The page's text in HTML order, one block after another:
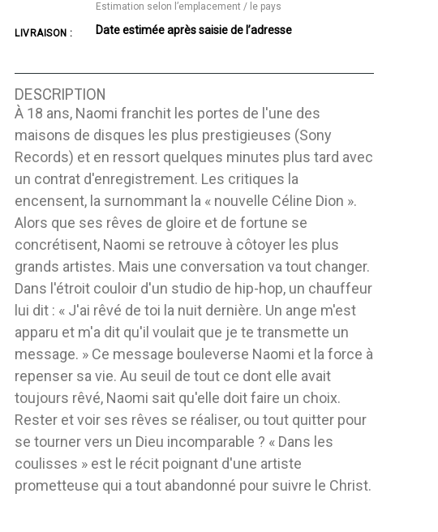
JÉSUS T'ENSEIGNE
Auteur: Raquel Carmona Et Huascar
Vanderhorst
Un livre imperméable avec lequel vos
L`HISTOIRE DE LA RÈDEMPTION
Safeliz
Auteur:Elena G. De White
Estimation selon l’emplacement / le pays
LIVRAISON : Date estimée après saisie de l’adresse
DESCRIPTION
À 18 ans, Naomi franchit les portes de l'une des
maisons de disques les plus prestigieuses (Sony
Records) et en ressort quelques minutes plus tard avec
un contrat d'enregistrement. Les critiques la
encensent, la surnommant la « nouvelle Céline Dion ».
Alors que ses rêves de gloire et de fortune se
concrétisent, Naomi se retrouve à côtoyer les plus
grands artistes. Mais une conversation va tout changer.
Dans l'étroit couloir d'un studio de hip-hop, un chauffeur
lui dit : « J'ai rêvé de toi la nuit dernière. Un ange m'est
apparu et m'a dit qu'il voulait que je te transmette un
message. » Ce message bouleverse Naomi et la force à
repenser sa vie. Au seuil de tout ce dont elle avait
toujours rêvé, Naomi sait qu'elle doit faire un choix.
Rester et voir ses rêves se réaliser, ou tout quitter pour
se tourner vers un Dieu incomparable ? « Dans les
coulisses » est le récit poignant d'une artiste
prometteuse qui a tout abandonné pour suivre le Christ.